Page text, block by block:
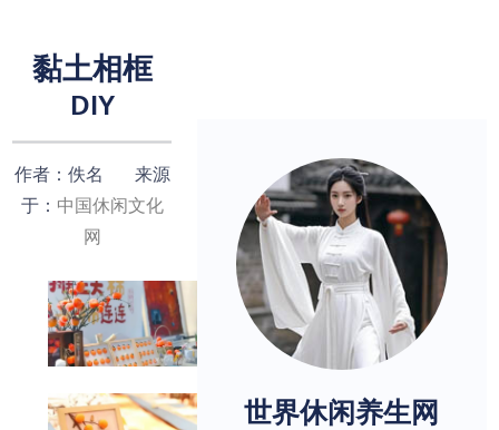
黏土相框
DIY
作者：佚名 来源
于： 中国休闲文化
网
世界休闲养生网